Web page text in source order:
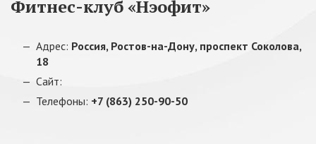
Фитнес-клуб «Нэофит»
Адрес: Россия, Ростов-на-Дону, проспект Соколова,
18
Сайт:
Телефоны: +7 (863) 250-90-50